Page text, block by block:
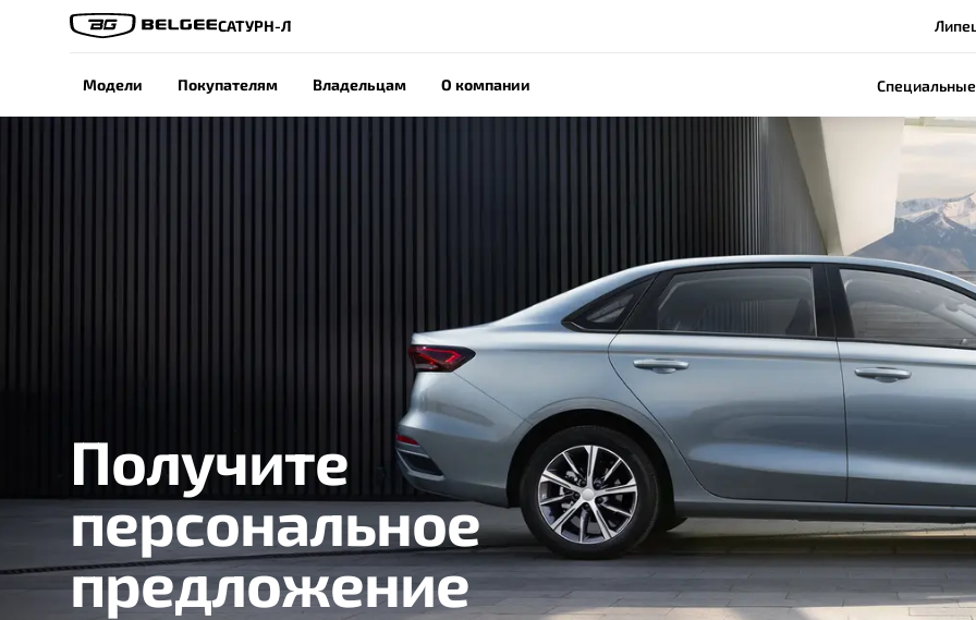
САТУРН-Л
Модели Покупателям Владельцам О компании
Получите
персональное
предложение